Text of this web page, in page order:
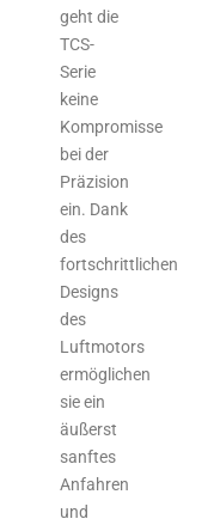
geht die
TCS-
Serie
keine
Kompromisse
bei der
Präzision
ein. Dank
des
fortschrittlichen
Designs
des
Luftmotors
ermöglichen
sie ein
äußerst
sanftes
Anfahren
und